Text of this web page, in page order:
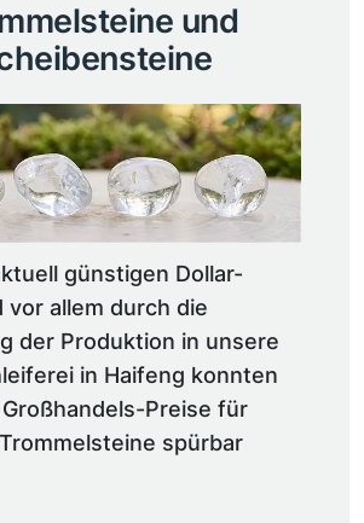
und
günstigen Dollar-
vor allem durch die
der Produktion in unsere
in Haifeng konnten
Preise für
spürbar